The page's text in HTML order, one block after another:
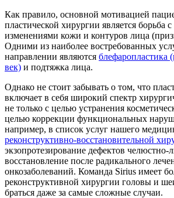
Как правило, основной мотивацией
пластической хирургии является борьба
изменениями кожи и контуров лица
Одними из наиболее востребованных
направлении являются блефаропластика
век) и подтяжка лица.
Однако не стоит забывать о том, что
включает в себя широкий спектр
не только с целью устранения
целью коррекции функциональных
например, в список услуг нашего
реконструктивно-восстановительной
экзопротезирование дефектов челюстно-
восстановление после радикального
онкозаболеваний. Команда Sirius имеет
реконструктивной хирургии головы и
браться даже за самые сложные случаи.